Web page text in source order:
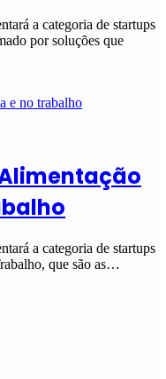
a categoria de startups
por soluções que
a categoria de startups
que são as…